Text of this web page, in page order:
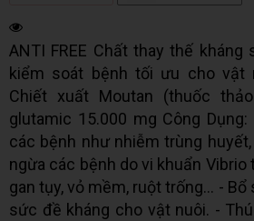
ANTI FREE Chất thay thế kháng
kiểm soát bệnh tối ưu cho vật
Chiết xuất Moutan (thuốc
glutamic 15.000 mg Công
các bệnh như nhiễm trùng
ngừa các bệnh do vi khuẩn
gan tụy, vỏ mềm, ruột trống… -
sức đề kháng cho vật nuôi. -